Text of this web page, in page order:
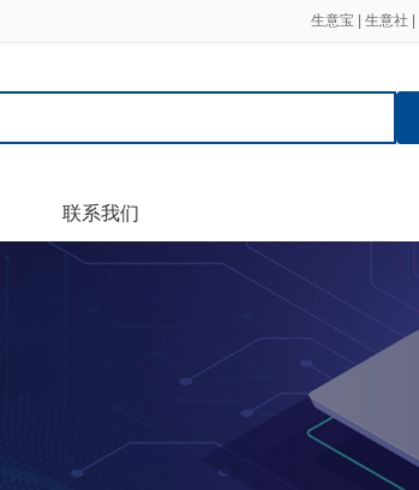
生意宝 生意社
联系我们